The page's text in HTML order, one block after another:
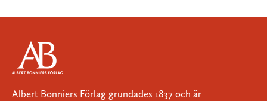
Albert Bonniers Förlag grundades 1837 och är